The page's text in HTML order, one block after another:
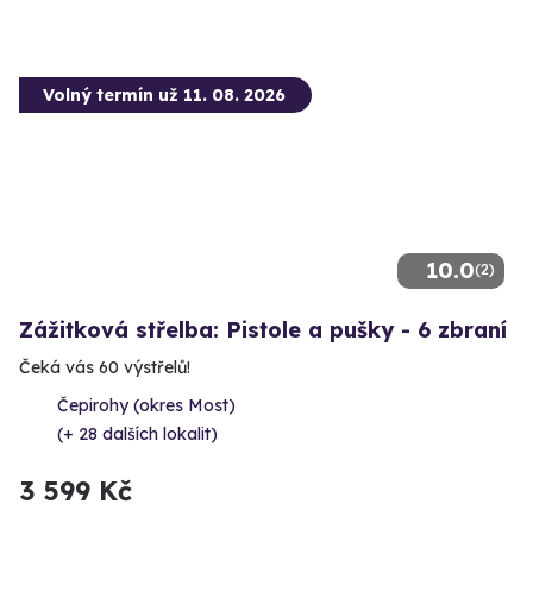
10.0(2)
Volný termín už 11. 08. 2026
Zážitková střelba: Pistole a pušky - 6 zbraní
Čeká vás 60 výstřelů!
Čepirohy (okres Most)
(+ 28 dalších lokalit)
3 599 Kč